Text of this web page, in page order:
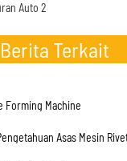
Auto 2
Berita Terkait
Forming Machine
Asas Mesin